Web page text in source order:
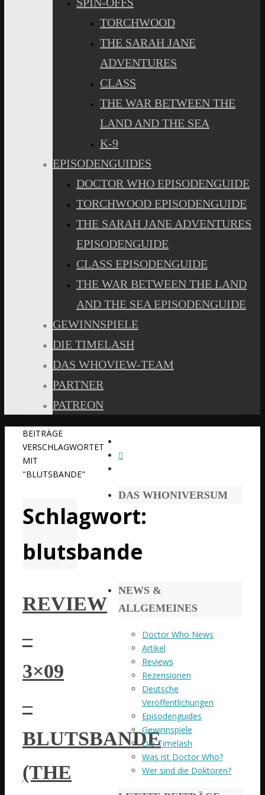
TORCHWOOD
THE SARAH JANE
ADVENTURES
CLASS
THE WAR BETWEEN THE
LAND AND THE SEA
K-9
EPISODENGUIDES
DOCTOR WHO EPISODENGUIDE
TORCHWOOD EPISODENGUIDE
THE SARAH JANE ADVENTURES
EPISODENGUIDE
CLASS EPISODENGUIDE
THE WAR BETWEEN THE LAND
AND THE SEA EPISODENGUIDE
GEWINNSPIELE
DIE TIMELASH
DAS WHOVIEW-TEAM
PARTNER
PATREON
START
BEITRÄGE
VERSCHLAGWORTET
MIT
"BLUTSBANDE"
Schlagwort:
blutsbande
REVIEW
–
3×09
–
BLUTSBANDE
(THE
DAS WHONIVERSUM
NEWS &
ALLGEMEINES
Doctor Who News
Artikel
Reviews
Rezensionen
Deutsche
Veröffentlichungen
Episodenguides
Gewinnspiele
Die Timelash
Was ist Doctor Who?
Wer sind die Doktoren?